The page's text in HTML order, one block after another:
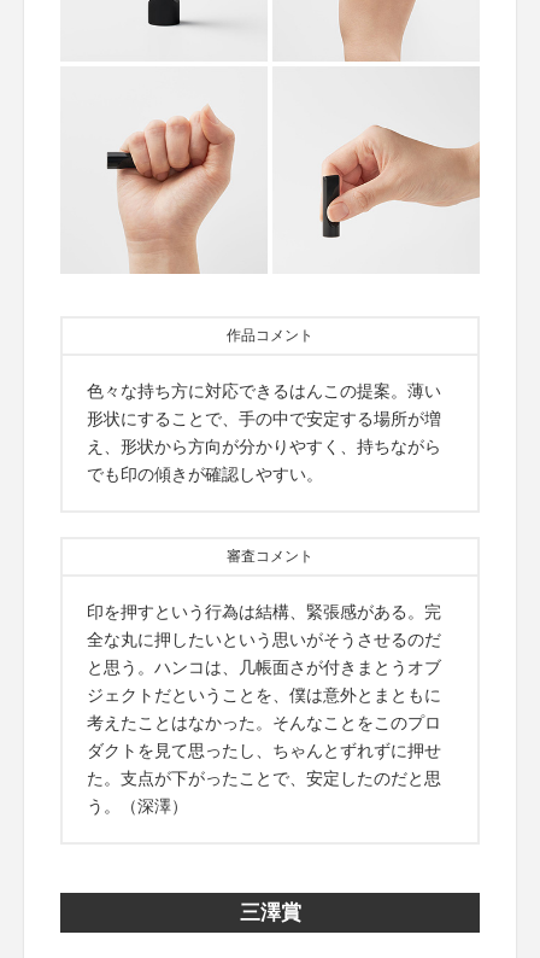
作品コメント
色々な持ち方に対応できるはんこの提案。薄い
形状にすることで、手の中で安定する場所が増
え、形状から方向が分かりやすく、持ちながら
でも印の傾きが確認しやすい。
審査コメント
印を押すという行為は結構、緊張感がある。完
全な丸に押したいという思いがそうさせるのだ
と思う。ハンコは、几帳面さが付きまとうオブ
ジェクトだということを、僕は意外とまともに
考えたことはなかった。そんなことをこのプロ
ダクトを見て思ったし、ちゃんとずれずに押せ
た。支点が下がったことで、安定したのだと思
う。（深澤）
三澤賞